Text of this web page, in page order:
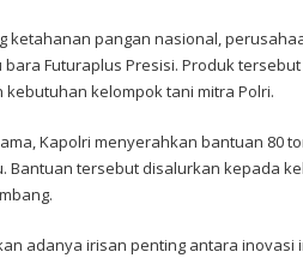
ketahanan pangan nasional,
Futuraplus Presisi. Produk
kelompok tani mitra Polri.
Kapolri menyerahkan bantuan 80
Bantuan tersebut disalurkan kepada
adanya irisan penting antara